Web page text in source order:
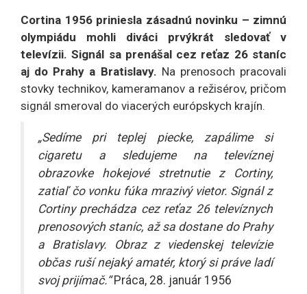
Cortina 1956 priniesla zásadnú novinku – zimnú
olympiádu mohli diváci prvýkrát sledovať v
televízii. Signál sa prenášal cez reťaz 26 staníc
aj do Prahy a Bratislavy. Na prenosoch pracovali
stovky technikov, kameramanov a režisérov, pričom
signál smeroval do viacerých európskych krajín.
„Sedíme pri teplej piecke, zapálime si
cigaretu a sledujeme na televíznej
obrazovke hokejové stretnutie z Cortiny,
zatiaľ čo vonku fúka mrazivý vietor. Signál z
Cortiny prechádza cez reťaz 26 televíznych
prenosových staníc, až sa dostane do Prahy
a Bratislavy. Obraz z viedenskej televízie
občas ruší nejaký amatér, ktorý si práve ladí
svoj prijímač.“Práca, 28. január 1956